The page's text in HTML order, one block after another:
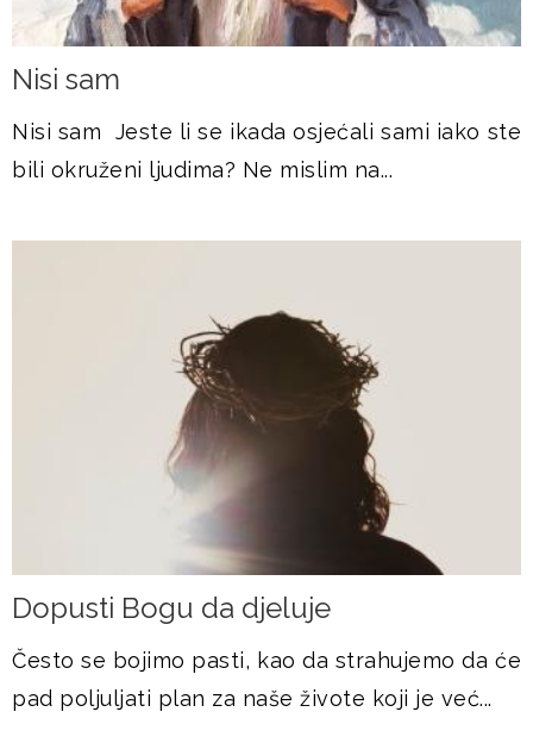
Nisi sam
Nisi sam Jeste li se ikada osjećali sami iako ste
bili okruženi ljudima? Ne mislim na...
Dopusti Bogu da djeluje
Često se bojimo pasti, kao da strahujemo da će
pad poljuljati plan za naše živote koji je već...